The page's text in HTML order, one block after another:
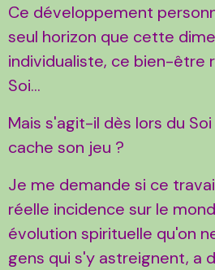
Ce développement
seul horizon que cette
individualiste, ce bien-être
Soi...
Mais s'agit-il dès lors du
cache son jeu ?
Je me demande si ce
réelle incidence sur le
évolution spirituelle qu'on
gens qui s'y astreignent, a